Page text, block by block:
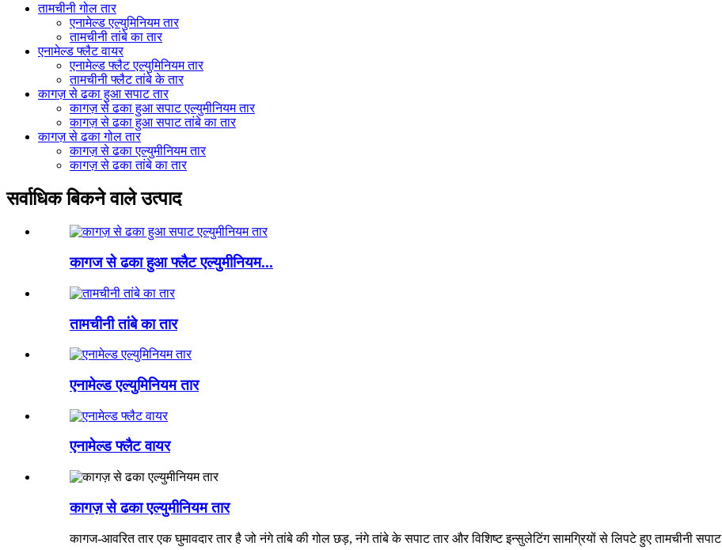
तामचीनी गोल तार
एनामेल्ड एल्युमिनियम तार
तामचीनी तांबे का तार
एनामेल्ड फ्लैट वायर
एनामेल्ड फ्लैट एल्युमिनियम तार
तामचीनी फ्लैट तांबे के तार
कागज़ से ढका हुआ सपाट तार
कागज़ से ढका हुआ सपाट एल्युमीनियम तार
कागज़ से ढका हुआ सपाट तांबे का तार
कागज़ से ढका गोल तार
कागज़ से ढका एल्युमीनियम तार
कागज़ से ढका तांबे का तार
सर्वाधिक बिकने वाले उत्पाद
कागज से ढका हुआ फ्लैट एल्युमीनियम...
तामचीनी तांबे का तार
एनामेल्ड एल्युमिनियम तार
एनामेल्ड फ्लैट वायर
कागज़ से ढका एल्युमीनियम तार
कागज-आवरित तार एक घुमावदार तार है जो नंगे तांबे की गोल छड़, नंगे तांबे के सपाट तार और विशिष्ट इन्सुलेटिंग सामग्रियों से लिपटे हुए तामचीनी सपाट